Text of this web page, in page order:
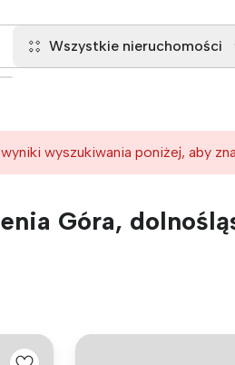
Wszystkie nieruchomości
wyszukiwania poniżej, aby
Góra,